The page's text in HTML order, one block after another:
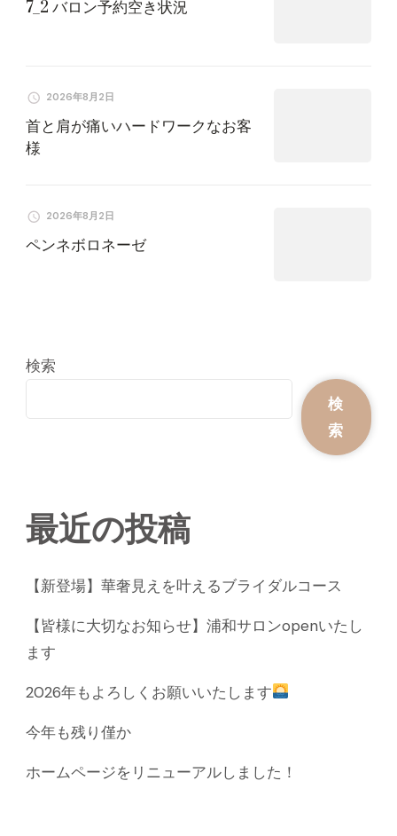
7_2 バロン予約空き状況
2026年8月2日
首と肩が痛いハードワークなお客
様
2026年8月2日
ペンネボロネーゼ
検索
検
索
最近の投稿
【新登場】華奢見えを叶えるブライダルコース
【皆様に大切なお知らせ】浦和サロンopenいたし
ます
2026年もよろしくお願いいたします
今年も残り僅か
ホームページをリニューアルしました！